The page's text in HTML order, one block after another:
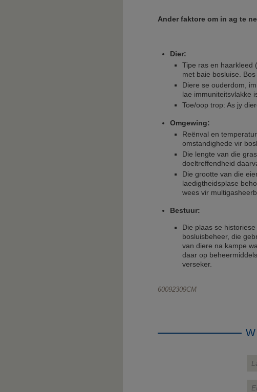
Ander faktore om in ag te
Dier:
Tipe ras en haarkleed
met baie bosluise.
Diere se ouderdom,
lae immuniteitsvlakke
Toe/oop trop: As jy
Omgewing:
Reënval en
omstandighede vir
Die lengte van die
doeltreffendheid
Die grootte van die
laedigtheidsplase
wees vir
Bestuur:
Die plaas se
bosluisbeheer, die
van diere na kampe
daar op
verseker.
60092309CM